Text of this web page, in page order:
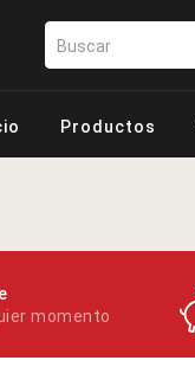
Productos
momento